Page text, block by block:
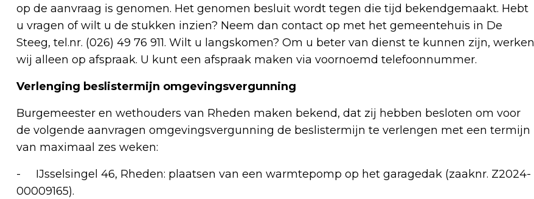
op de aanvraag is genomen. Het genomen besluit wordt tegen die tijd bekendgemaakt. Hebt
u vragen of wilt u de stukken inzien? Neem dan contact op met het gemeentehuis in De
Steeg, tel.nr. (026) 49 76 911. Wilt u langskomen? Om u beter van dienst te kunnen zijn, werken
wij alleen op afspraak. U kunt een afspraak maken via voornoemd telefoonnummer.
Verlenging beslistermijn omgevingsvergunning
Burgemeester en wethouders van Rheden maken bekend, dat zij hebben besloten om voor
de volgende aanvragen omgevingsvergunning de beslistermijn te verlengen met een termijn
van maximaal zes weken:
- IJsselsingel 46, Rheden: plaatsen van een warmtepomp op het garagedak (zaaknr. Z2024-
00009165).